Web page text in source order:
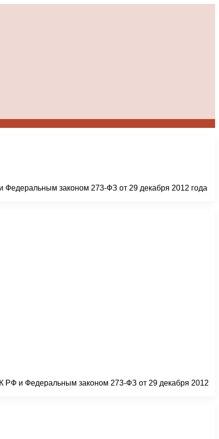
Федеральным законом 273-ФЗ от 29 декабря 2012 года
РФ и Федеральным законом 273-ФЗ от 29 декабря 2012